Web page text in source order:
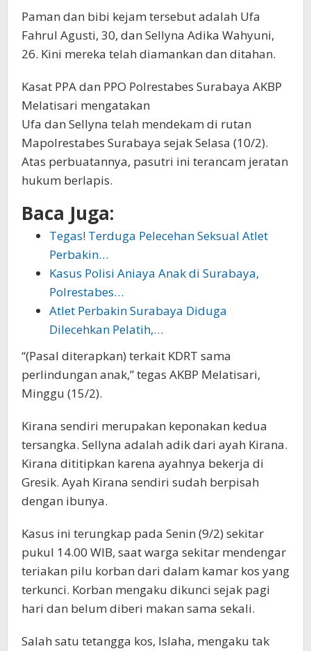
Paman dan bibi kejam tersebut adalah Ufa
Fahrul Agusti, 30, dan Sellyna Adika Wahyuni,
26. Kini mereka telah diamankan dan ditahan.
Kasat PPA dan PPO Polrestabes Surabaya AKBP
Melatisari mengatakan
Ufa dan Sellyna telah mendekam di rutan
Mapolrestabes Surabaya sejak Selasa (10/2).
Atas perbuatannya, pasutri ini terancam jeratan
hukum berlapis.
Baca Juga:
Tegas! Terduga Pelecehan Seksual Atlet
Perbakin…
Kasus Polisi Aniaya Anak di Surabaya,
Polrestabes…
Atlet Perbakin Surabaya Diduga
Dilecehkan Pelatih,…
“(Pasal diterapkan) terkait KDRT sama
perlindungan anak,” tegas AKBP Melatisari,
Minggu (15/2).
Kirana sendiri merupakan keponakan kedua
tersangka. Sellyna adalah adik dari ayah Kirana.
Kirana dititipkan karena ayahnya bekerja di
Gresik. Ayah Kirana sendiri sudah berpisah
dengan ibunya.
Kasus ini terungkap pada Senin (9/2) sekitar
pukul 14.00 WIB, saat warga sekitar mendengar
teriakan pilu korban dari dalam kamar kos yang
terkunci. Korban mengaku dikunci sejak pagi
hari dan belum diberi makan sama sekali.
Salah satu tetangga kos, Islaha, mengaku tak